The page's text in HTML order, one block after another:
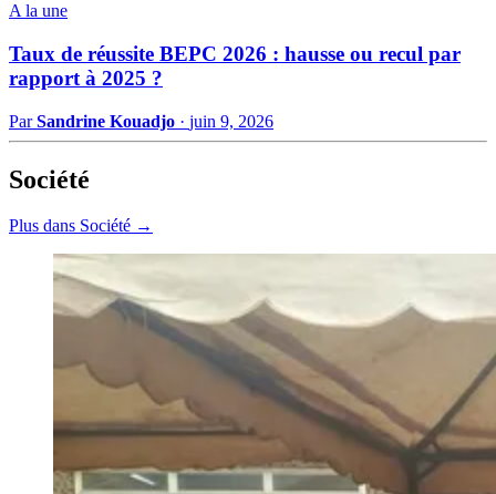
A la une
Taux de réussite BEPC 2026 : hausse ou recul par
rapport à 2025 ?
ParSandrine Kouadjo · juin 9, 2026
Société
Plus dans Société →